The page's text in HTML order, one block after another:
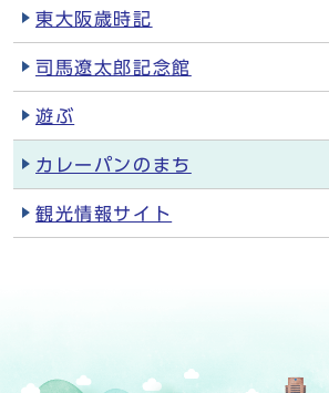
東大阪歳時記
司馬遼太郎記念館
遊ぶ
カレーパンのまち
観光情報サイト